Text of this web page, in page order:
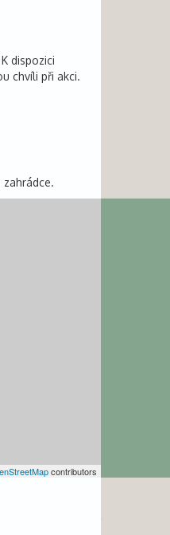
dispozici
chvíli při akci.
contributors